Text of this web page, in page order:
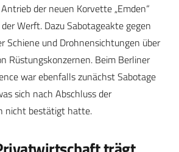
der neuen Korvette „Emden“
Werft. Dazu Sabotageakte gegen
Schiene und Drohnensichtungen über
Rüstungskonzernen. Beim Berliner
war ebenfalls zunächst Sabotage
sich nach Abschluss der
nicht bestätigt hatte.